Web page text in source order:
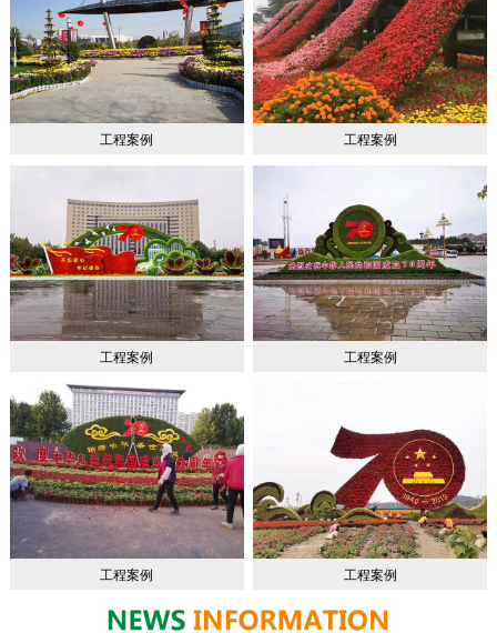
工程案例 工程案例
工程案例 工程案例
工程案例 工程案例